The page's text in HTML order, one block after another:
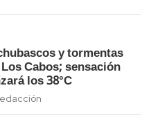
y tormentas
Cabos; sensación
los 38°C